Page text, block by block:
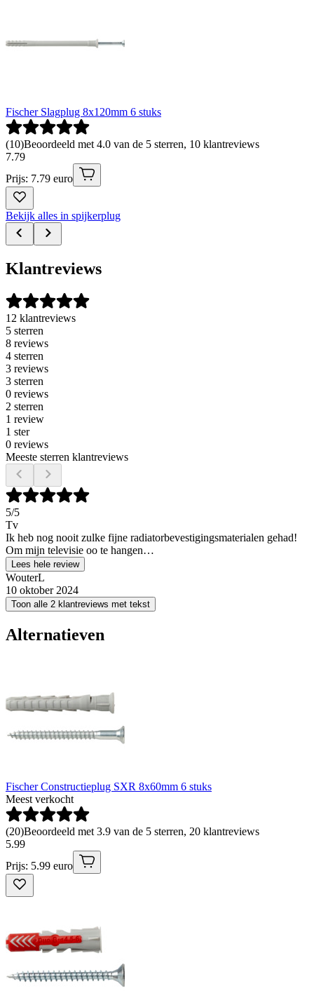
Fischer Slagplug 8x120mm 6 stuks
(10)Beoordeeld met 4.0 van de 5 sterren, 10 klantreviews
7.79
Prijs: 7.79 euro
Bekijk alles in spijkerplug
Klantreviews
12 klantreviews
5 sterren
8 reviews
4 sterren
3 reviews
3 sterren
0 reviews
2 sterren
1 review
1 ster
0 reviews
Meeste sterren klantreviews
5/5
Tv
Ik heb nog nooit zulke fijne radiatorbevestigingsmaterialen gehad!
Om mijn televisie oo te hangen…
Lees hele review
WouterL
10 oktober 2024
Toon alle 2 klantreviews met tekst
Alternatieven
Fischer Constructieplug SXR 8x60mm 6 stuks
Meest verkocht
(20)Beoordeeld met 3.9 van de 5 sterren, 20 klantreviews
5.99
Prijs: 5.99 euro